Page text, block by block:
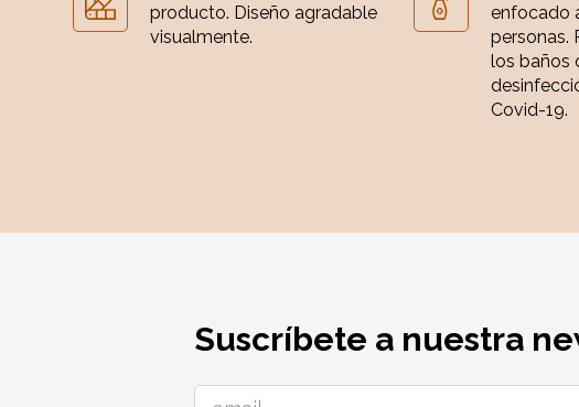
producto. Diseño agradable
visualmente.
enfocado
personas.
los baños
Covid-19.
Suscríbete a nuestra